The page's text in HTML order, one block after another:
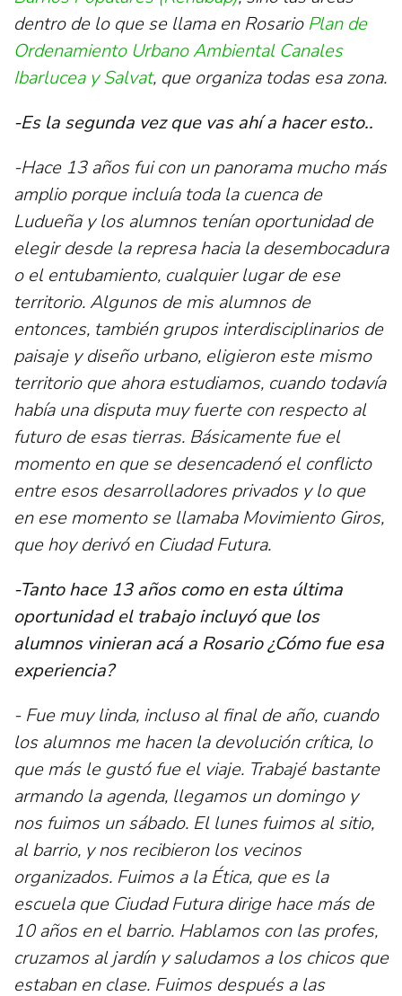
dentro de lo que se llama en Rosario Plan de
Ordenamiento Urbano Ambiental Canales
Ibarlucea y Salvat, que organiza todas esa zona.
-Es la segunda vez que vas ahí a hacer esto..
-Hace 13 años fui con un panorama mucho más
amplio porque incluía toda la cuenca de
Ludueña y los alumnos tenían oportunidad de
elegir desde la represa hacia la desembocadura
o el entubamiento, cualquier lugar de ese
territorio. Algunos de mis alumnos de
entonces, también grupos interdisciplinarios de
paisaje y diseño urbano, eligieron este mismo
territorio que ahora estudiamos, cuando todavía
había una disputa muy fuerte con respecto al
futuro de esas tierras. Básicamente fue el
momento en que se desencadenó el conflicto
entre esos desarrolladores privados y lo que
en ese momento se llamaba Movimiento Giros,
que hoy derivó en Ciudad Futura.
-Tanto hace 13 años como en esta última
oportunidad el trabajo incluyó que los
alumnos vinieran acá a Rosario ¿Cómo fue esa
experiencia?
- Fue muy linda, incluso al final de año, cuando
los alumnos me hacen la devolución crítica, lo
que más le gustó fue el viaje. Trabajé bastante
armando la agenda, llegamos un domingo y
nos fuimos un sábado. El lunes fuimos al sitio,
al barrio, y nos recibieron los vecinos
organizados. Fuimos a la Ética, que es la
escuela que Ciudad Futura dirige hace más de
10 años en el barrio. Hablamos con las profes,
cruzamos al jardín y saludamos a los chicos que
estaban en clase. Fuimos después a las